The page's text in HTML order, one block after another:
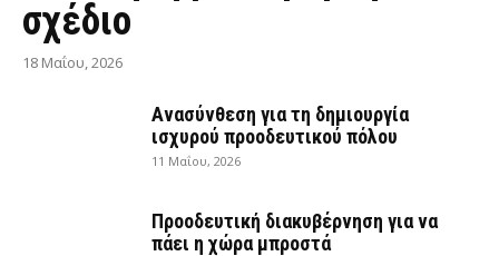
σχέδιο
18 Μαΐου, 2026
Ανασύνθεση για τη δημιουργία
ισχυρού προοδευτικού πόλου
11 Μαΐου, 2026
Προοδευτική διακυβέρνηση για να
πάει η χώρα μπροστά